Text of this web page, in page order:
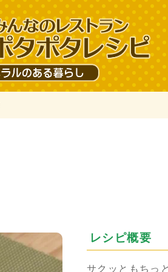
レシピ概要
サクッともちっ